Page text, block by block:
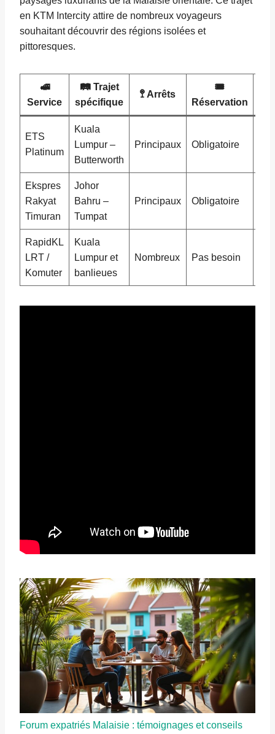
en KTM Intercity attire de nombreux voyageurs
souhaitant découvrir des régions isolées et
pittoresques.
🚅
Service
🛤️ Trajet
spécifique
🚏 Arrêts
🎟️
Réservation
ETS
Platinum
Kuala
Lumpur –
Butterworth
Principaux Obligatoire
Ekspres
Rakyat
Timuran
Johor
Bahru –
Tumpat
Principaux Obligatoire
RapidKL
LRT /
Komuter
Kuala
Lumpur et
banlieues
Nombreux Pas besoin
Forum expatriés Malaisie : témoignages et conseils